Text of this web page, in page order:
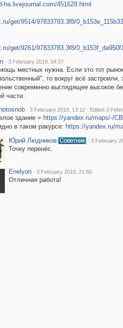
ha.livejournal.com/451628.html
get/9514/97833783.3f8/
get/9261/97833783.3f8/
· 3 February 2018, 04:37
местных нужна. Если это тот
то вокруг всё
современно выглядящее высокое
части.
· 3 February 2018, 13:12 · Edited 3
здание = https://yandex.ru/maps/-/
в таком ракурсе: https://yandex.ru/
Юрий Людников
· 3 February
Точку перенёс.
Enelyon · 3 February 2018, 21:50
Отличная работа!